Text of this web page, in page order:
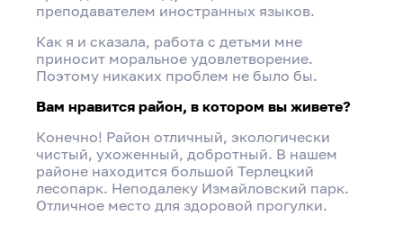
преподавателем иностранных языков.
Как я и сказала, работа с детьми мне
приносит моральное удовлетворение.
Поэтому никаких проблем не было бы.
Вам нравится район, в котором вы живете?
Конечно! Район отличный, экологически
чистый, ухоженный, добротный. В нашем
районе находится большой Терлецкий
лесопарк. Неподалеку Измайловский парк.
Отличное место для здоровой прогулки.